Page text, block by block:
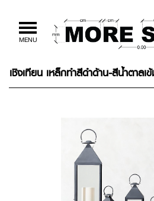
Toggle
navigation
MENU
เชิงเทียน เหล็กทำสีดำด้าน-สีน้ำตาลเ